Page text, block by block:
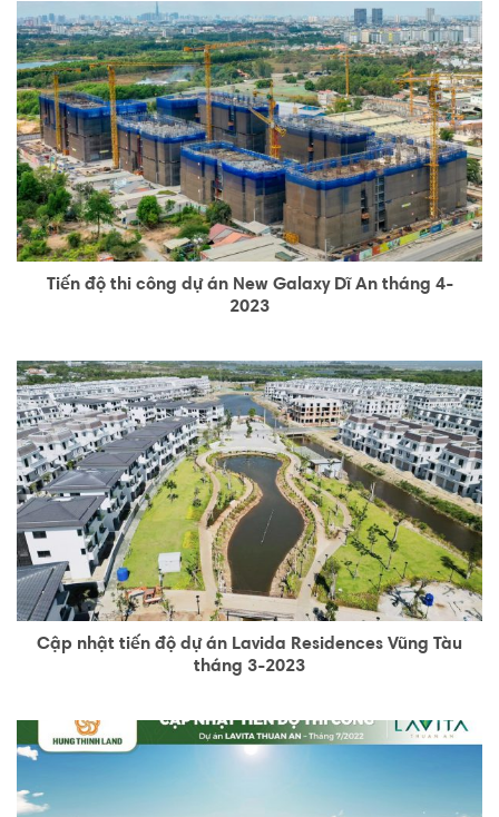
Tiến độ thi công dự án New Galaxy Dĩ An tháng 4-
2023
Cập nhật tiến độ dự án Lavida Residences Vũng Tàu
tháng 3-2023